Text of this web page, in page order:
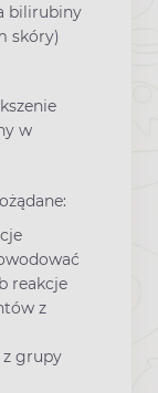
bilirubiny
skóry)
w
reakcje
z
grupy